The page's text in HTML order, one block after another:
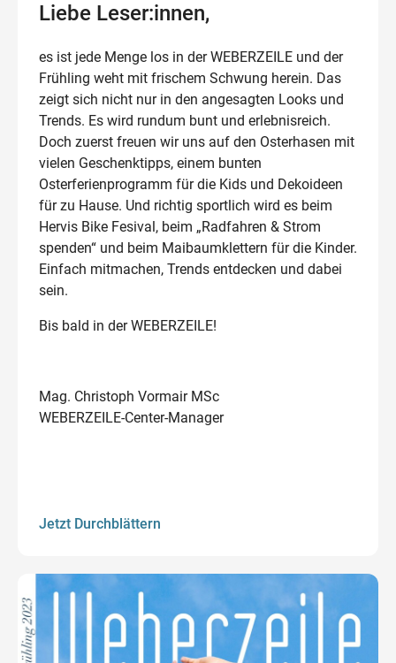
Liebe Leser:innen,
es ist jede Menge los in der WEBERZEILE und der
Frühling weht mit frischem Schwung herein. Das
zeigt sich nicht nur in den angesagten Looks und
Trends. Es wird rundum bunt und erlebnisreich.
Doch zuerst freuen wir uns auf den Osterhasen mit
vielen Geschenktipps, einem bunten
Osterferienprogramm für die Kids und Dekoideen
für zu Hause. Und richtig sportlich wird es beim
Hervis Bike Fesival, beim „Radfahren & Strom
spenden“ und beim Maibaumklettern für die Kinder.
Einfach mitmachen, Trends entdecken und dabei
sein.
Bis bald in der WEBERZEILE!
Mag. Christoph Vormair MSc
WEBERZEILE-Center-Manager
Jetzt Durchblättern